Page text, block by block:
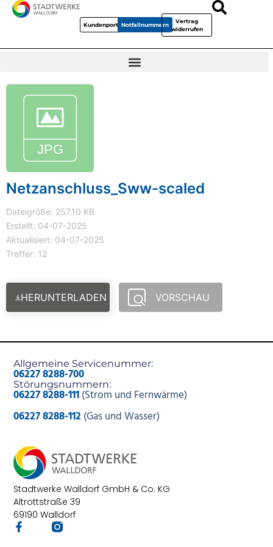
KundenportalNotfallnummern
Vertrag
widerrufen
Netzanschluss_Sww-scaled
Dateigröße: 257.10 KB
Erstellt: 04-07-2025
Aktualisiert: 04-07-2025
Treffer: 12
HERUNTERLADEN VORSCHAU
Stadtwerke Walldorf GmbH & Co. KG
Altrottstraße 39
69190 Walldorf
Allgemeine Servicenummer:
06227 8288-700
Störungsnummern:
06227 8288-111(Strom und Fernwärme)
06227 8288-112 (Gas und Wasser)